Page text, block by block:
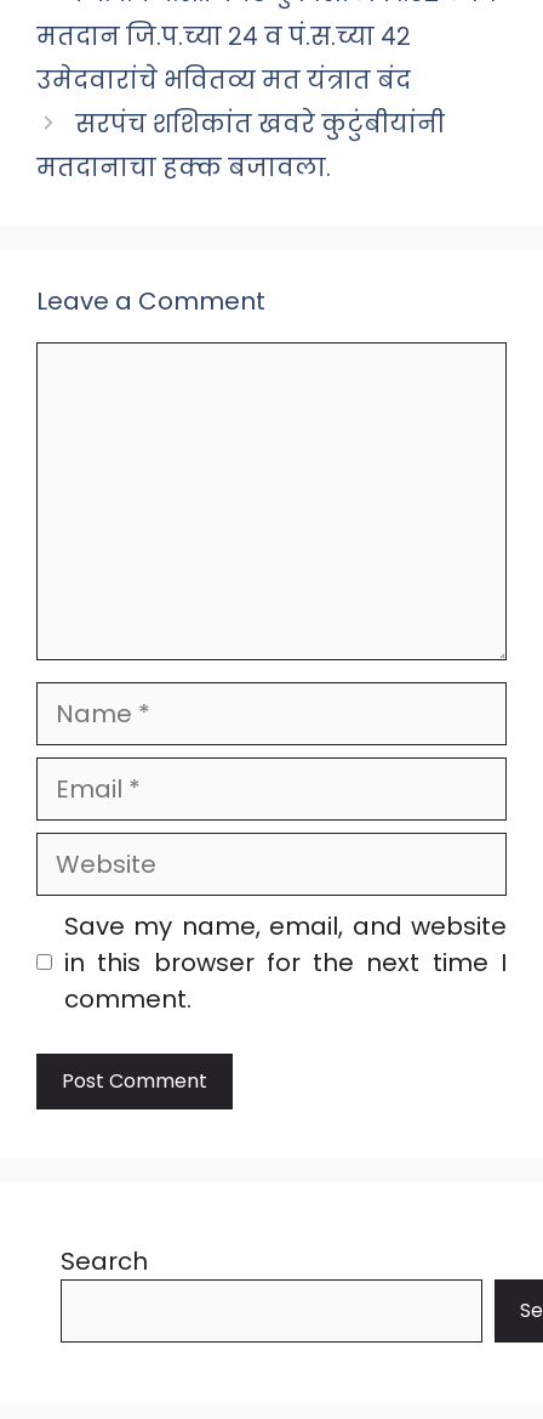
मतदान जि.प.च्या २४ व पं.स.च्या ४२
उमेदवारांचे भवितव्य मत यंत्रात बंद
सरपंच शशिकांत खवरे कुटुंबीयांनी
मतदानाचा हक्क बजावला.
Leave a Comment
Name
Email
Website
Save my name, email, and website
in this browser for the next time I
comment.
Search